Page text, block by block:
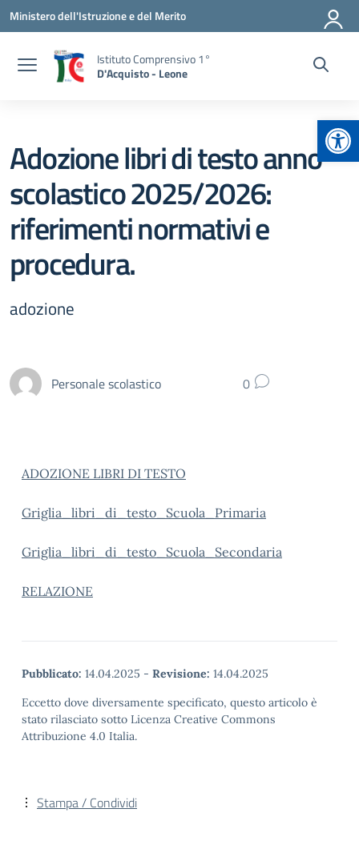
Vai ai contenuti
Vai al menu di navigazione
Vai al footer
Ministero dell'Istruzione e del Merito
Istituto Comprensivo 1°
D'Acquisto - Leone
Adozione libri di testo anno
scolastico 2025/2026:
riferimenti normativi e
procedura.
adozione
Personale scolastico 0
ADOZIONE LIBRI DI TESTO
Griglia_libri_di_testo_Scuola_Primaria
Griglia_libri_di_testo_Scuola_Secondaria
RELAZIONE
Pubblicato: 14.04.2025 - Revisione: 14.04.2025
Eccetto dove diversamente specificato, questo articolo è
stato rilasciato sotto Licenza Creative Commons
Attribuzione 4.0 Italia.
Stampa / Condividi